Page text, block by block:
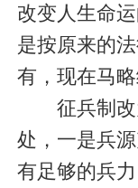
改变人生命
是按原来的
有，现在马
征兵制改
处，一是兵
有足够的兵